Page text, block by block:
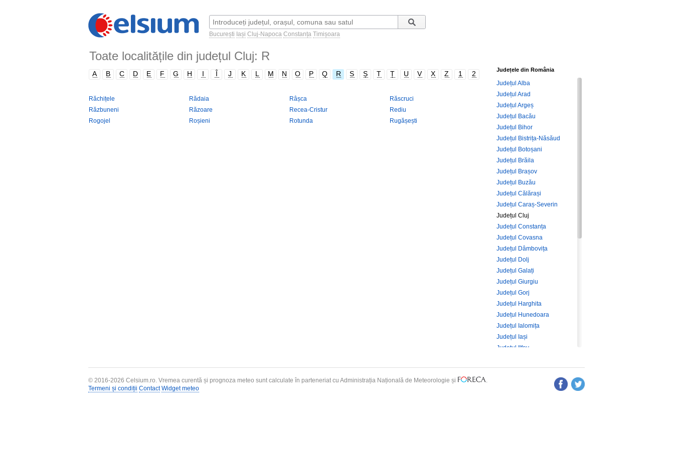
București Iași Cluj-Napoca Constanța Timișoara
Toate localitățile din județul Cluj: R
A B C D E F G H I Î J K L M N O P Q R S Ș T Ț U V X Z 1 2
Răchițele Rădaia Râșca
Răscruci
Răzbuneni
Răzoare Recea-Cristur
Rediu
Rogojel
Roșieni Rotunda Rugășești
Județele din România
Județul Alba
Județul Arad
Județul Argeș
Județul Bacău
Județul Bihor
Județul Bistrița-Năsăud
Județul Botoșani
Județul Brăila
Județul Brașov
Județul Buzău
Județul Călărași
Județul Caraș-Severin
Județul Cluj
Județul Constanța
Județul Covasna
Județul Dâmbovița
Județul Dolj
Județul Galați
Județul Giurgiu
Județul Gorj
Județul Harghita
Județul Hunedoara
Județul Ialomița
Județul Iași
Județul Ilfov
Județul Mehedinți
© 2016-2026 Celsium.ro. Vremea curentă și prognoza meteo sunt calculate în parteneriat cu Administrația Națională de Meteorologie și
.
Termeni și condiții Contact Widget meteo